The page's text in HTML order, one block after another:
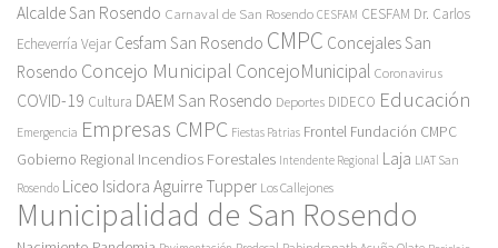
Alcalde San Rosendo Carnaval de San Rosendo CESFAM CESFAM Dr. Carlos
Echeverría Vejar Cesfam San Rosendo CMPC Concejales San
Rosendo Concejo Municipal ConcejoMunicipal Coronavirus
COVID-19 Cultura DAEM San Rosendo Deportes DIDECO Educación
Emergencia Empresas CMPC Fiestas Patrias Frontel Fundación CMPC
Gobierno Regional Incendios Forestales Intendente Regional Laja LIAT San
Rosendo Liceo Isidora Aguirre Tupper Los Callejones
Municipalidad de San Rosendo